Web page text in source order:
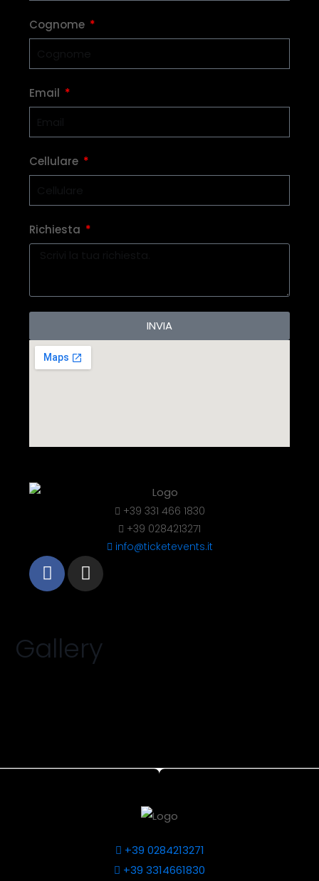
Cognome
Email
Cellulare
Richiesta
INVIA
+39 331 466 1830
+39 0284213271
info@ticketevents.it
Gallery
+39 0284213271
+39 3314661830